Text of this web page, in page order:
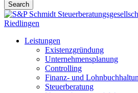
Search
Close
Search
Menu
Leistungen
Existenzgründung
Unternehmensplanung
Controlling
Finanz- und
Steuerberatung